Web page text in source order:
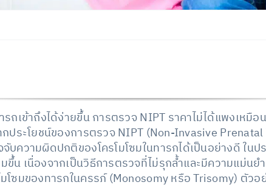
ถเข้าถึงได้ง่ายขึ้น การตรวจ NIPT ราคาไม่ได้แพงเหมื
ระโยชน์ของการตรวจ NIPT (Non-Invasive
บความผิดปกติของโครโมโซมในทารกได้เป็นอย่างดี ในป
ขึ้น เนื่องจากเป็นวิธีการตรวจที่ไม่รุกล้ำและมีความแม่น
โซมของทารกในครรภ์ (Monosomy หรือ Trisomy) ตัวอ